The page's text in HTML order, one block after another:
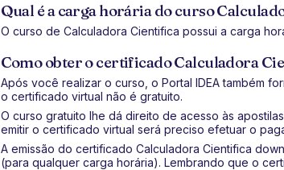
Qual é a carga horária do curso
O curso de Calculadora Cientifica possui a carga
Como obter o certificado Calculadora
Após você realizar o curso, o Portal IDEA também
o certificado virtual não é gratuito.
O curso gratuito lhe dá direito de acesso às
emitir o certificado virtual será preciso efetuar o
A emissão do certificado Calculadora Cientifica
(para qualquer carga horária). Lembrando que o